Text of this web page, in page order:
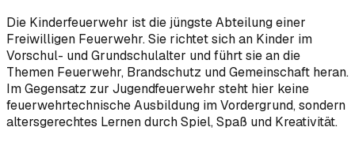
Die Kinderfeuerwehr ist die jüngste Abteilung einer
Freiwilligen Feuerwehr. Sie richtet sich an Kinder im
Vorschul- und Grundschulalter und führt sie an die
Themen Feuerwehr, Brandschutz und Gemeinschaft heran.
Im Gegensatz zur Jugendfeuerwehr steht hier keine
feuerwehrtechnische Ausbildung im Vordergrund, sondern
altersgerechtes Lernen durch Spiel, Spaß und Kreativität.